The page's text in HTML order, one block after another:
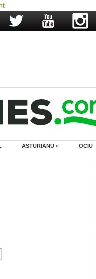
ASTURIANU » OCIU